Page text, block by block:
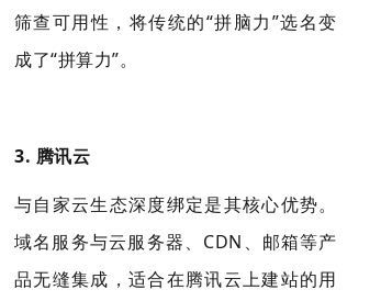
筛查可用性，将传统的“拼脑力”选名变
成了“拼算力”。
3. 腾讯云
与自家云生态深度绑定是其核心优势。
域名服务与云服务器、 CDN 、邮箱等产
品无缝集成，适合在腾讯云上建站的用